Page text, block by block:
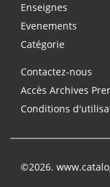
Enseignes
Evenements
Catégorie
Contactez-nous
Accès Archives
Conditions
©2026.